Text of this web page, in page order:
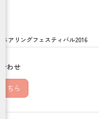
ニアリングフェスティバル2016
わせ
ちら